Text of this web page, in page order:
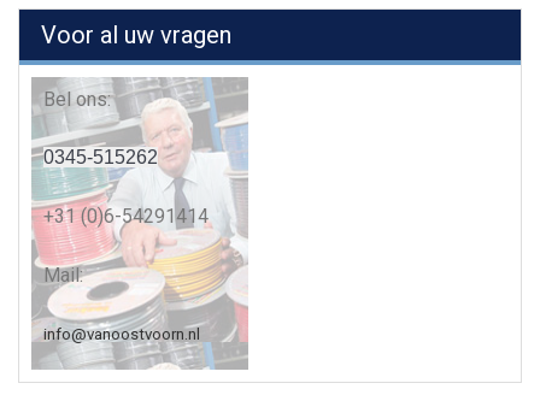
Voor al uw vragen
Bel ons:
0345-515262
+31 (0)6-54291414
Mail:
info@vanoostvoorn.nl